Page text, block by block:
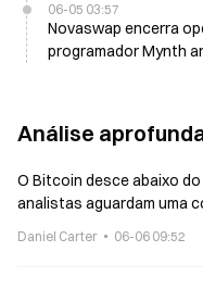
06-05 03:57
Novaswap encerra
programador Mynth
Análise
O Bitcoin desce abaixo do
analistas aguardam uma
Daniel Carter 06-06 09:52